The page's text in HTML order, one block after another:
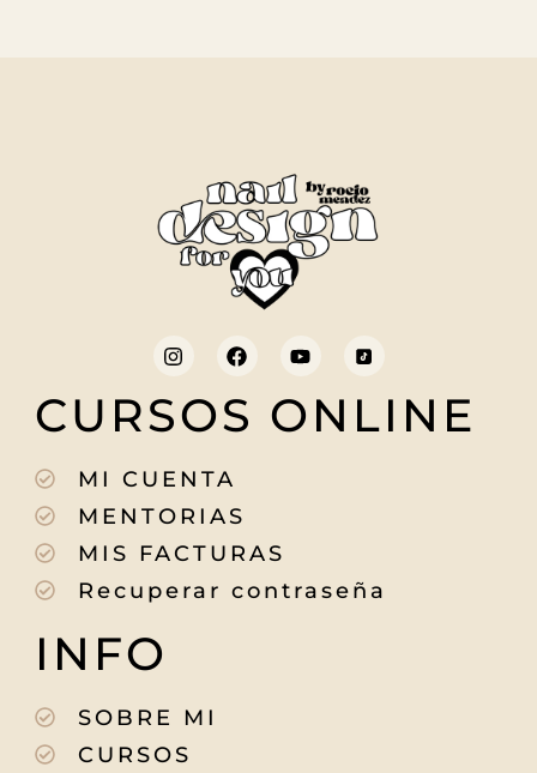
CURSOS ONLINE
MI CUENTA
MENTORIAS
MIS FACTURAS
Recuperar contraseña
INFO
SOBRE MI
CURSOS